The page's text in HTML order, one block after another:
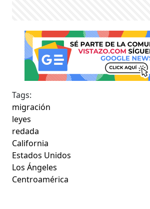
Tags:
migración
leyes
redada
California
Estados Unidos
Los Ángeles
Centroamérica